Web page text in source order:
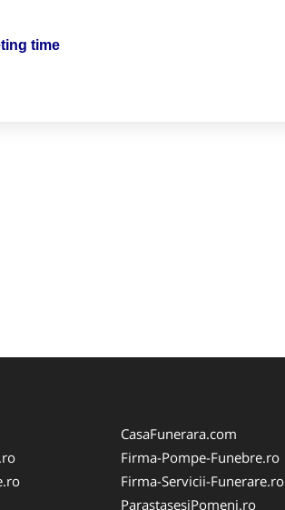
time
CasaFunerara.com
Firma-Pompe-Funebre.ro
Firma-Servicii-Funerare.ro
ParastasesiPomeni.ro